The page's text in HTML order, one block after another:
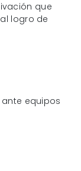
que
logro de
equipos